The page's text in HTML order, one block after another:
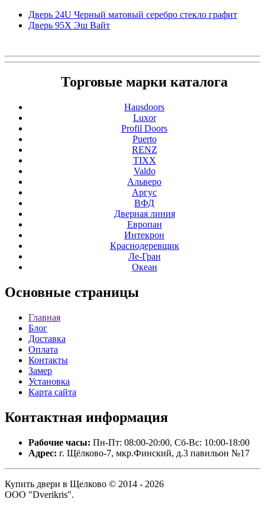
Дверь 24U Черный матовый серебро стекло графит
Дверь 95Х Эш Вайт
Торговые марки каталога
Hausdoors
Luxor
Profil Doors
Puerto
RENZ
TIXX
Valdo
Альверо
Аргус
ВФД
Дверная линия
Европан
Интекрон
Краснодеревщик
Ле-Гран
Океан
Основные страницы
Главная
Блог
Доставка
Оплата
Контакты
Замер
Установка
Карта сайта
Контактная информация
Рабочие часы: Пн-Пт: 08:00-20:00, Сб-Вс: 10:00-18:00
Адрес: г. Щёлково-7, мкр.Финский, д.3 павильон №17
Купить двери в Щелково © 2014 - 2026
ООО "Dverikris".